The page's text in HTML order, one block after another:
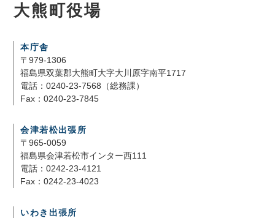
大熊町役場
本庁舎
〒979-1306
福島県双葉郡大熊町大字大川原字南平1717
電話：0240-23-7568（総務課）
Fax：0240-23-7845
会津若松出張所
〒965-0059
福島県会津若松市インター西111
電話：0242-23-4121
Fax：0242-23-4023
いわき出張所